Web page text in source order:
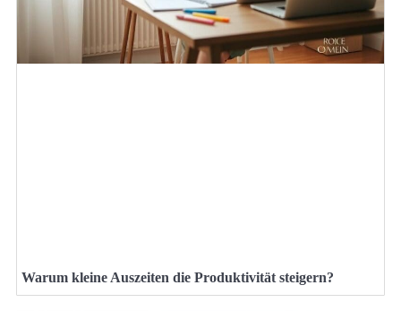
Warum kleine Auszeiten die Produktivität steigern?